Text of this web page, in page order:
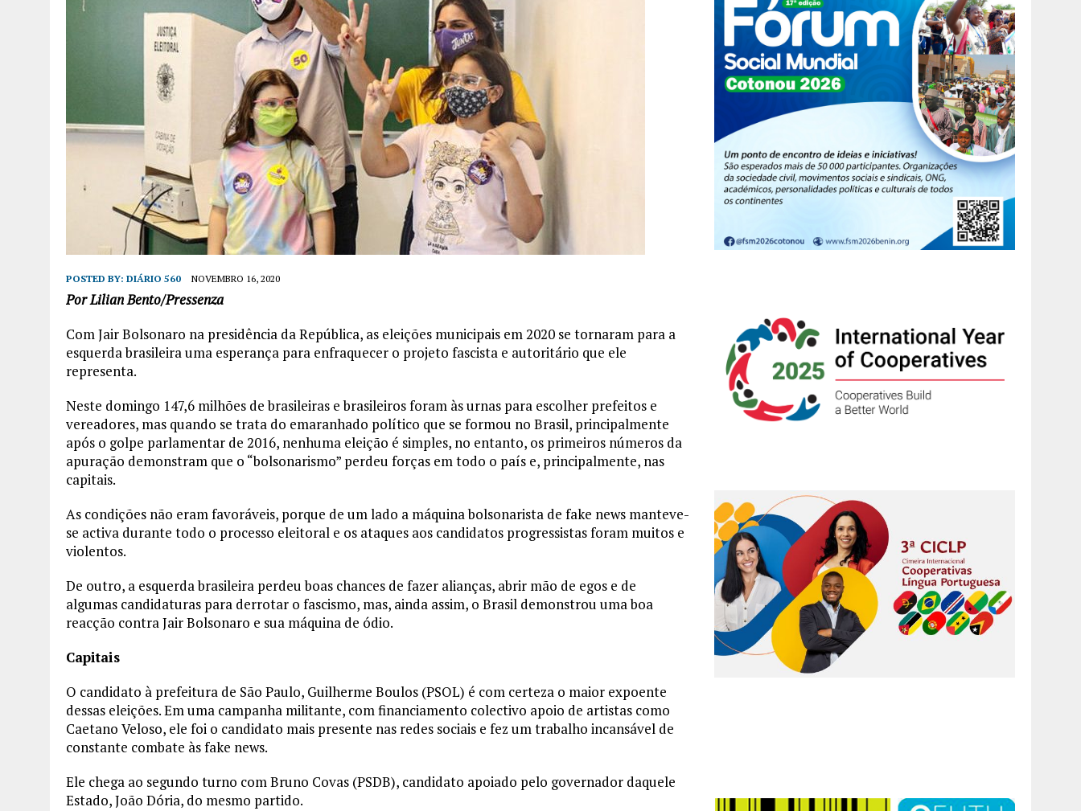
POSTED BY: DIÁRIO 560 NOVEMBRO 16, 2020
Por Lilian Bento/Pressenza
Com Jair Bolsonaro na presidência da República, as eleições municipais em 2020 se tornaram para a
esquerda brasileira uma esperança para enfraquecer o projeto fascista e autoritário que ele
representa.
Neste domingo 147,6 milhões de brasileiras e brasileiros foram às urnas para escolher prefeitos e
vereadores, mas quando se trata do emaranhado político que se formou no Brasil, principalmente
após o golpe parlamentar de 2016, nenhuma eleição é simples, no entanto, os primeiros números da
apuração demonstram que o “bolsonarismo” perdeu forças em todo o país e, principalmente, nas
capitais.
As condições não eram favoráveis, porque de um lado a máquina bolsonarista de fake news manteve-
se activa durante todo o processo eleitoral e os ataques aos candidatos progressistas foram muitos e
violentos.
De outro, a esquerda brasileira perdeu boas chances de fazer alianças, abrir mão de egos e de
algumas candidaturas para derrotar o fascismo, mas, ainda assim, o Brasil demonstrou uma boa
reacção contra Jair Bolsonaro e sua máquina de ódio.
Capitais
O candidato à prefeitura de São Paulo, Guilherme Boulos (PSOL) é com certeza o maior expoente
dessas eleições. Em uma campanha militante, com financiamento colectivo apoio de artistas como
Caetano Veloso, ele foi o candidato mais presente nas redes sociais e fez um trabalho incansável de
constante combate às fake news.
Ele chega ao segundo turno com Bruno Covas (PSDB), candidato apoiado pelo governador daquele
Estado, João Dória, do mesmo partido.